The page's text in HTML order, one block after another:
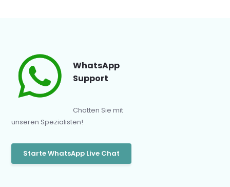
WhatsApp
Support
Chatten Sie mit
unseren Spezialisten!
Starte WhatsApp Live Chat